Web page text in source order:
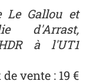
Le Gallou et
d'Arrast,
à l'UT1
vente : 19 €